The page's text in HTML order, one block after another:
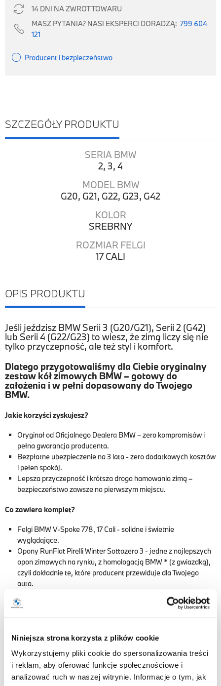
Niniejsza strona korzysta z plików cookie
Wykorzystujemy pliki cookie do spersonalizowania treści
i reklam, aby oferować funkcje społecznościowe i
analizować ruch w naszej witrynie. Informacje o tym, jak
 14 DNI NA ZWROT TOWARU
 MASZ PYTANIA? NASI EKSPERCI DORADZĄ: 799 604
121
 Producent i bezpieczeństwo
SZCZEGÓŁY PRODUKTU
SERIA BMW
2, 3, 4
MODEL BMW
G20, G21, G22, G23, G42
KOLOR
SREBRNY
ROZMIAR FELGI
17 CALI
OPIS PRODUKTU
Jeśli jeździsz BMW Serii 3 (G20/G21), Serii 2 (G42)
lub Serii 4 (G22/G23) to wiesz, że zimą liczy się nie
tylko przyczepność, ale też styl i komfort.
Dlatego przygotowaliśmy dla Ciebie oryginalny
zestaw kół zimowych BMW – gotowy do
założenia i w pełni dopasowany do Twojego
BMW.
Jakie korzyści zyskujesz?
Oryginał od Oficjalnego Dealera BMW – zero kompromisów i
pełna gwarancja producenta.
Bezpłatne ubezpieczenie na 3 lata - zero dodatkowych kosztów
i pełen spokój.
Lepsza przyczepność i krótsza droga hamowania zimą –
bezpieczeństwo zawsze na pierwszym miejscu.
Co zawiera komplet?
Felgi BMW V-Spoke 778, 17 Cali - solidne i świetnie
wyglądające.
Opony RunFlat Pirelli Winter Sottozero 3 - jedne z najlepszych
opon zimowych na rynku, z homologacją BMW * (z gwiazdką),
czyli dokładnie te, które producent przewiduje dla Twojego
auta.
Czujniki ciśnienia RDCi – już zamontowane i zaprogramowane,
nie musisz nic ustawiać.
Pełne przygotowanie – zestaw wyważony i gotowy do
Rozstaw Śrub - 5x112
Rozmiar - 225/50R17 98H XL